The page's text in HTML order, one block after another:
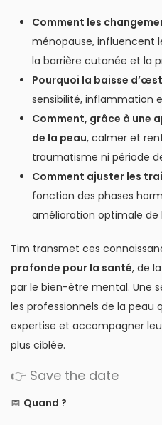
Comment les
ménopause, influencent
la barrière cutanée et la
Pourquoi la baisse
sensibilité, inflammation
Comment, grâce à une
de la peau, calmer et
traumatisme ni période
Comment ajuster les
fonction des phases
amélioration optimale de
Tim transmet ces
profonde pour la santé, de
par le bien-être mental. Une
les professionnels de la
expertise et accompagner
plus ciblée.
👉 Save the date
📅 Quand ?